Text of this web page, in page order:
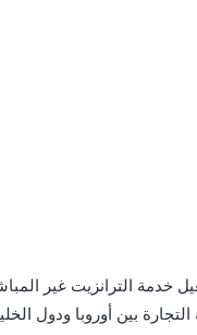
خدمة الترانزيت غير
بين أوروبا ودول